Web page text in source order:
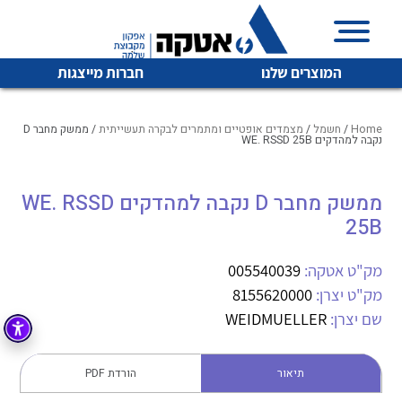
המוצרים שלנו חברות מייצגות
איכות | שרות | זמינות
אטקה בע”מ היא החברה הגדולה והמובילה בישראל בשיווק
מיתוג, בקרה , ואינסטלציה חשמלית ופעילה ב7 תחומים:
חשמל מיתוג ואינסטלציה חשמלית
קופסאות וארונות לחשמל, בקרה ואלקטרוניקה
לכל מוצרי היצרן לכל מוצרי היצרן
לכל מוצרי היצרן לכל מוצרי היצרן
Home
/ חשמל / מצמדים אופטיים ומתמרים לבקרה תעשייתית / ממשק מחבר D
נקבה למהדקים WE. RSSD 25B
ממשק מחבר D נקבה למהדקים WE. RSSD
25B
מק"ט אטקה: 005540039
מק"ט יצרן: 8155620000
שם יצרן: WEIDMUELLER
תיאור הורדת PDF